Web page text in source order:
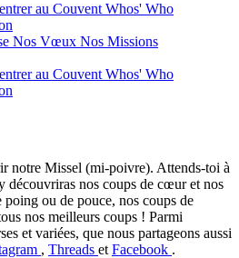
au Couvent Whos' Who
Nos Vœux Nos Missions
au Couvent Whos' Who
notre Missel (mi-poivre). Attends-toi à
découvriras nos coups de cœur et nos
poing ou de pouce, nos coups de
nos meilleurs coups ! Parmi
et variées, que nous partageons aussi
, Threads et Facebook .